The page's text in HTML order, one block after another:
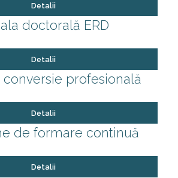
Detalii
doctorală ERD
Detalii
profesională
Detalii
de formare continuă
Detalii